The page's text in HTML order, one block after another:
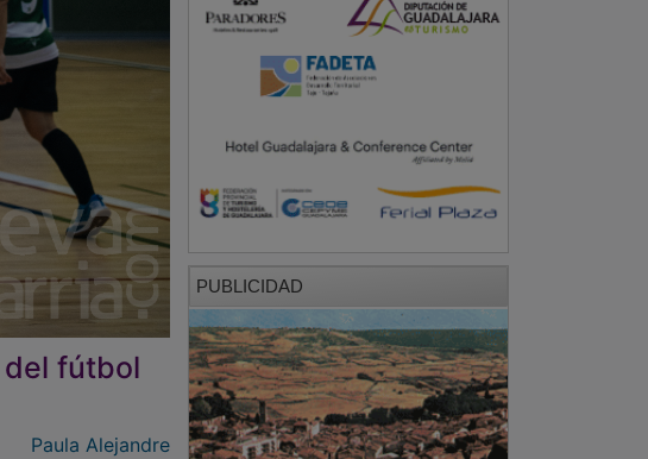
del fútbol
Paula Alejandre
PUBLICIDAD